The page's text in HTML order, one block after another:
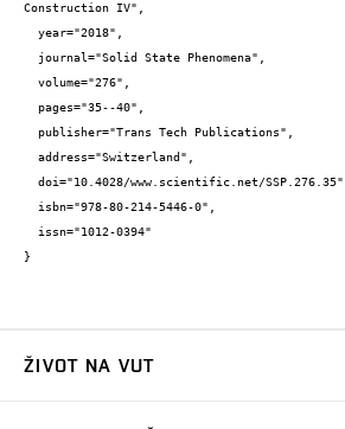
Construction IV",
}
ŽIVOT NA VUT